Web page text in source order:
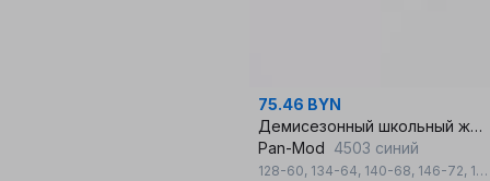
75.46 BYN
Демисезонный школьный жакет из качественного шерстяного трикотажа
Pan-Mod 4503 синий
128-60, 134-64, 140-68, 146-72, 152-76